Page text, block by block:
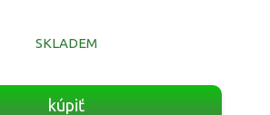
SKLADEM
kúpiť